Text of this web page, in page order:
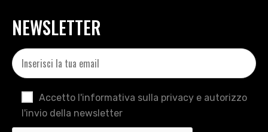
NEWSLETTER
Accetto l'informativa sulla privacy e autorizzo
l'invio della newsletter